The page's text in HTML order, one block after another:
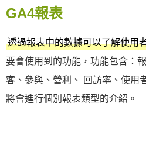
GA4報表
透過報表中的數據可以了解使用
要會使用到的功能，功能包含：
客、參與、營利、 回訪率、使用
將會進行個別報表類型的介紹。